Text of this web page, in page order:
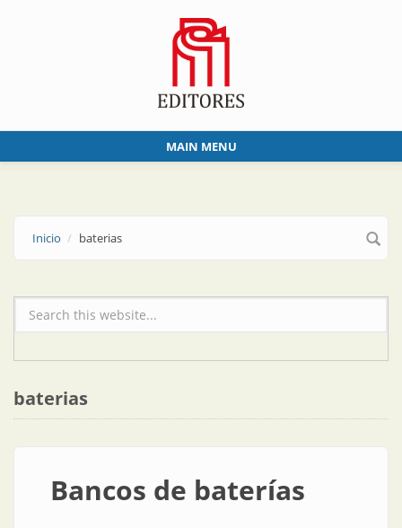
MAIN MENU
Inicio baterias
Formulario de búsqueda
baterias
Bancos de baterías